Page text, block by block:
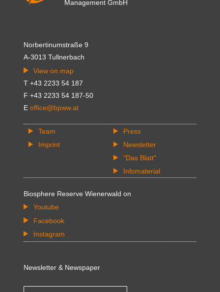
Management GmbH
Norbertinumstraße 9
A-3013 Tullnerbach
View on map
T +43 2233 54 187
F +43 2233 54 187-50
E office@bpww.at
Team
Imprint
Press
Newsletter
"Das Blatt"
Infomaterial
Biosphere Reserve Wienerwald on
Youtube
Facebook
Instagram
Newsletter & Newspaper